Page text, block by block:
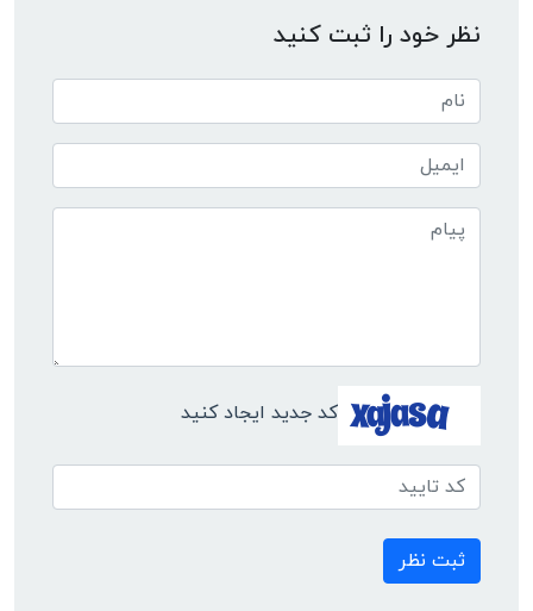
نظر خود را ثبت کنید
کد جدید ایجاد کنید
ثبت نظر